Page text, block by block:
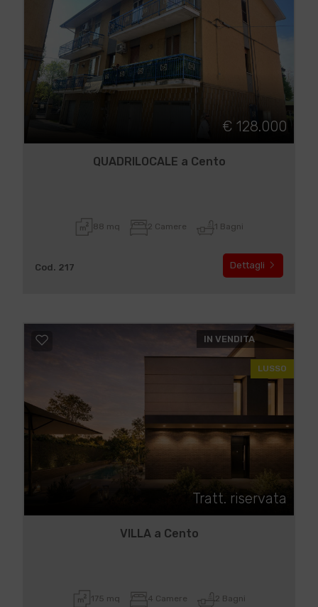
€ 128.000
QUADRILOCALE a Cento
88 mq 2 Camere 1 Bagni
Cod. 217 Dettagli
IN VENDITA
LUSSO
Tratt. riservata
VILLA a Cento
175 mq 4 Camere 2 Bagni